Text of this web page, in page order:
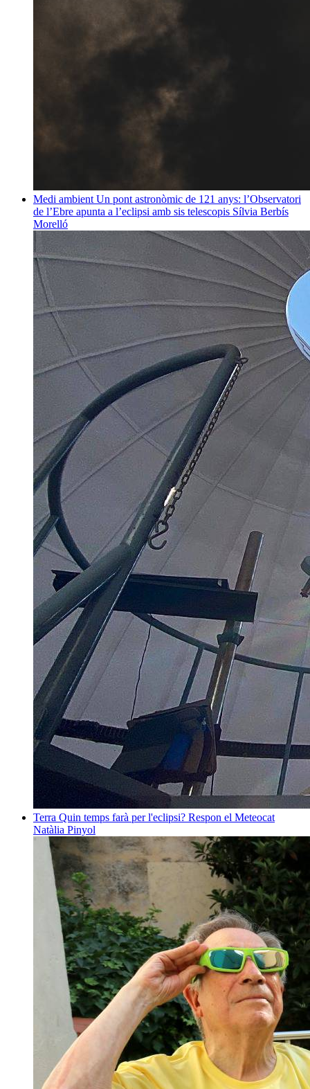
Medi ambient Un pont astronòmic de 121 anys: l’Observatori
de l’Ebre apunta a l’eclipsi amb sis telescopis Sílvia Berbís
Morelló
Terra Quin temps farà per l'eclipsi? Respon el Meteocat
Natàlia Pinyol